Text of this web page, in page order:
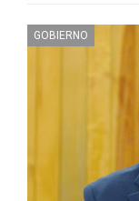
GOBIERNO